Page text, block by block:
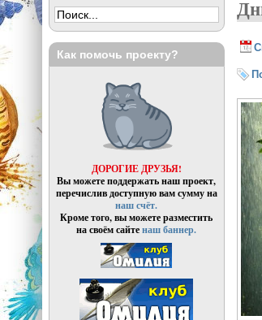
Как помочь проекту?
ДОРОГИЕ ДРУЗЬЯ!
Вы можете поддержать наш проект,
перечислив доступную вам сумму на
наш счёт.
Кроме того, вы можете разместить
на своём сайтенаш баннер.